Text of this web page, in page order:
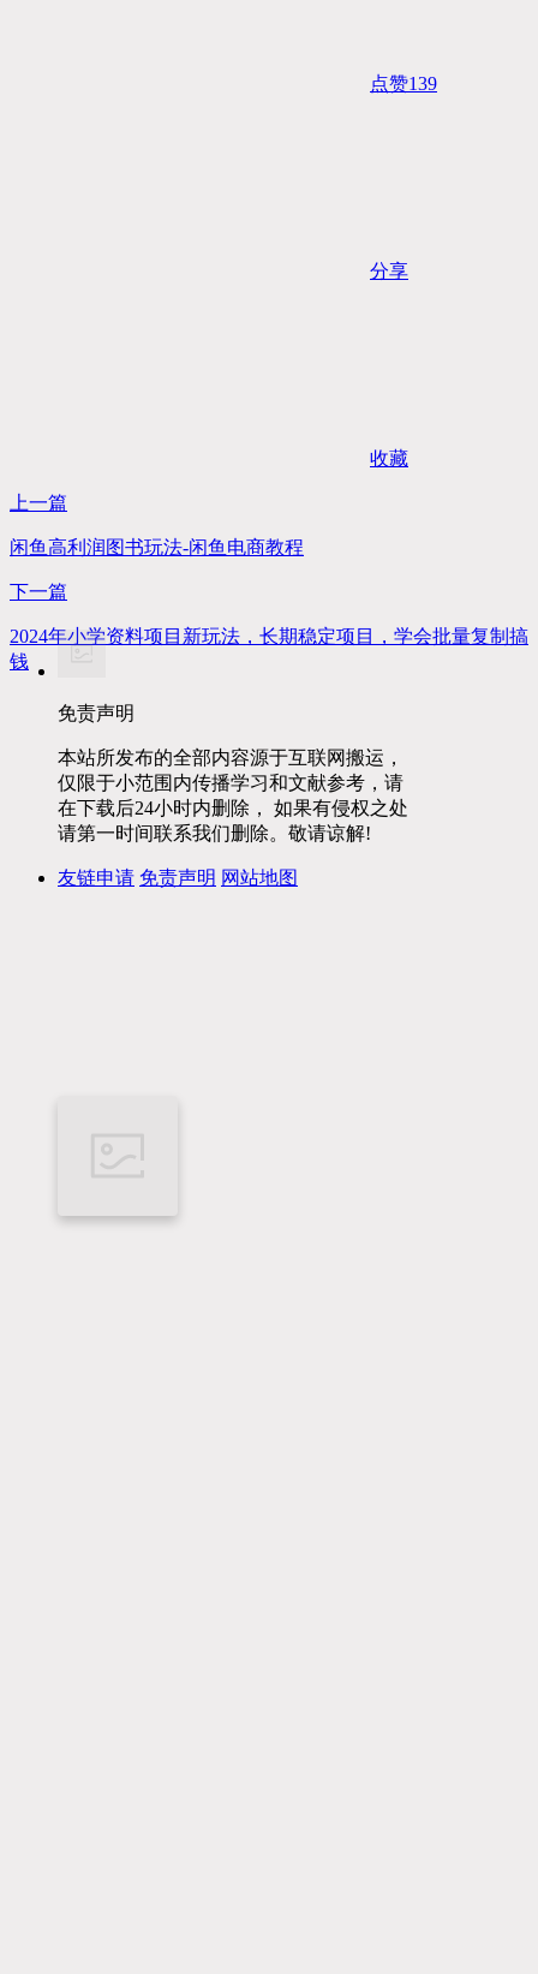
点赞139
分享
收藏
上一篇
闲鱼高利润图书玩法-闲鱼电商教程
下一篇
2024年小学资料项目新玩法，长期稳定项目，学会批量复制搞
钱
免责声明
本站所发布的全部内容源于互联网搬运，
仅限于小范围内传播学习和文献参考，请
在下载后24小时内删除， 如果有侵权之处
请第一时间联系我们删除。敬请谅解!
友链申请 免责声明 网站地图